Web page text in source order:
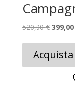
520,00€ Il
originale
era:
399,00
Acquista